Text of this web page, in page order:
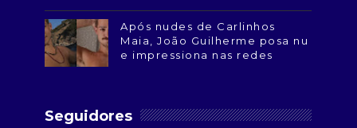
Após nudes de Carlinhos
Maia, João Guilherme posa nu
e impressiona nas redes
Seguidores